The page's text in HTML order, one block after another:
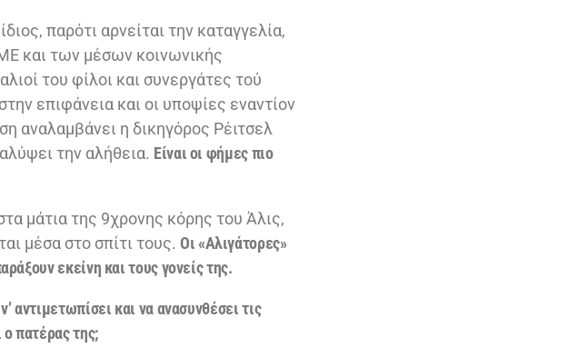
παρότι αρνείται την καταγγελία,
και των μέσων κοινωνικής
του φίλοι και συνεργάτες τού
επιφάνεια και οι υποψίες εναντίον
αναλαμβάνει η δικηγόρος Ρέιτσελ
την αλήθεια. Είναι οι φήμες πιο
μάτια της 9χρονης κόρης του Άλις,
μέσα στο σπίτι τους. Οι «Αλιγάτορες»
εκείνη και τους γονείς της.
αντιμετωπίσει και να ανασυνθέσει τις
ο πατέρας της;